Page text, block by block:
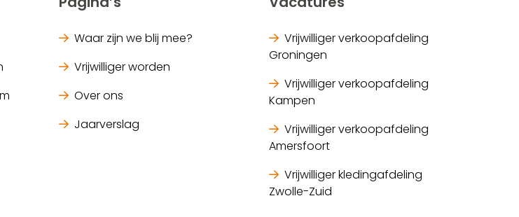
Waar zijn we blij mee?
Vrijwilliger worden
Over ons
Jaarverslag
Vrijwilliger verkoopafdeling
Groningen
Vrijwilliger verkoopafdeling
Kampen
Vrijwilliger verkoopafdeling
Amersfoort
Vrijwilliger kledingafdeling
Zwolle-Zuid